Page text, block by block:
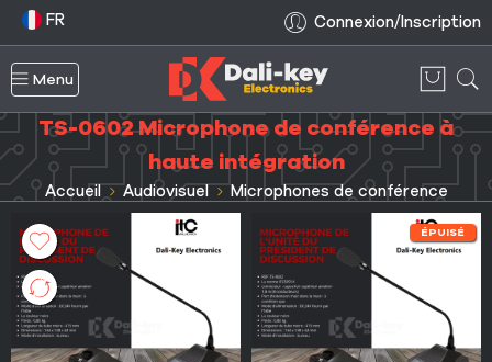
FR Connexion/Inscription
Menu
TS-0602 Microphone de conférence à
haute intégration
Accueil Audiovisuel Microphones de conférence
ÉPUISÉ